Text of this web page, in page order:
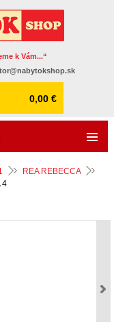
k Vám...“
0,00 €
REA REBECCA
4